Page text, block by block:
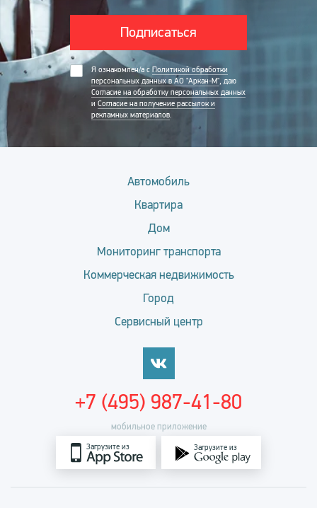
Подписаться
Я ознакомлен/а с Политикой обработки
персональных данных в АО "Аркан-М", даю
Согласие на обработку персональных данных
и Согласие на получение рассылок и
рекламных материалов.
Автомобиль
Квартира
Дом
Мониторинг транспорта
Коммерческая недвижимость
Город
Сервисный центр
мобильное приложение
Загрузите из Загрузите из
+7 (495) 987-41-80